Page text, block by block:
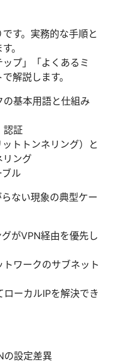
す。実務的な手順と
。
プ」「よくあるミ
解説します。
基本用語と仕組み
認証
トトンネリング）と
リング
ル
ない現象の典型ケー
がVPN経由を優先し
ワークのサブネット
ーカルIPを解決でき
の設定差異